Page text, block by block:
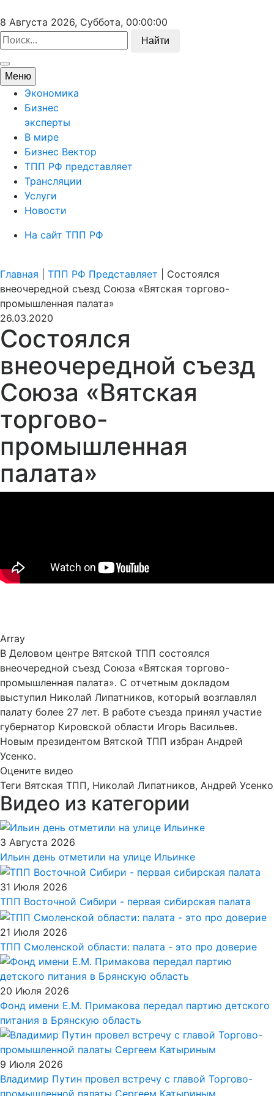
8 Августа 2026, Суббота, 00:00:00
Найти
Меню
Экономика
Бизнес
эксперты
В мире
Бизнес Вектор
ТПП РФ представляет
Трансляции
Услуги
Новости
На сайт ТПП РФ
Главная ТПП РФ Представляет
Состоялся
внеочередной съезд Союза «Вятская торгово-
промышленная палата»
26.03.2020
Состоялся
внеочередной съезд
Союза «Вятская
торгово-
промышленная
палата»
Array
В Деловом центре Вятской ТПП состоялся
внеочередной съезд Союза «Вятская торгово-
промышленная палата». С отчетным докладом
выступил Николай Липатников, который возглавлял
палату более 27 лет. В работе съезда принял участие
губернатор Кировской области Игорь Васильев.
Новым президентом Вятской ТПП избран Андрей
Усенко.
Оцените видео
Теги Вятская ТПП, Николай Липатников, Андрей Усенко
Видео из категории
3 Августа 2026
Ильин день отметили на улице Ильинке
31 Июля 2026
ТПП Восточной Сибири - первая сибирская палата
21 Июля 2026
ТПП Смоленской области: палата - это про доверие
20 Июля 2026
Фонд имени Е.М. Примакова передал партию детского
питания в Брянскую область
9 Июля 2026
Владимир Путин провел встречу с главой Торгово-
промышленной палаты Сергеем Катыриным